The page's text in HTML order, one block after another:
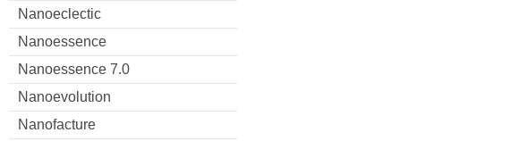
Nanoeclectic
Nanoessence
Nanoessence 7.0
Nanoevolution
Nanofacture